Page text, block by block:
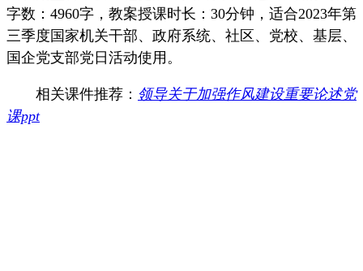
字数：4960字，教案授课时长：30分钟，适合2023年第
三季度国家机关干部、政府系统、社区、党校、基层、
国企党支部党日活动使用。
相关课件推荐： 领导关于加强作风建设重要论述党
课ppt